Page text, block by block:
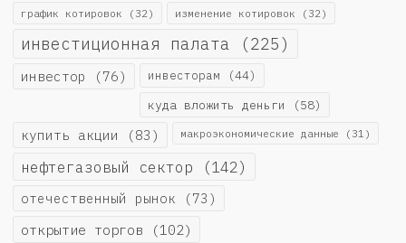
график котировок (32) изменение котировок (32)
инвестиционная палата (225)
инвестор (76) инвесторам (44)
куда вложить деньги (58)
купить акции (83) макроэкономические данные (31)
нефтегазовый сектор (142)
отечественный рынок (73)
открытие торгов (102)